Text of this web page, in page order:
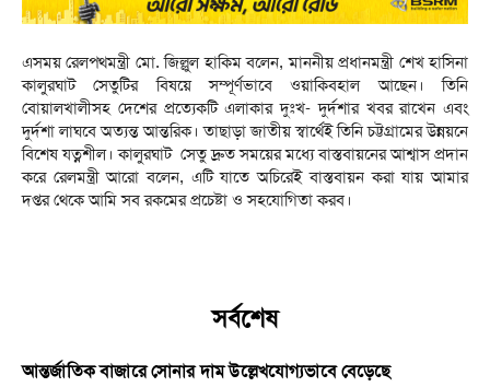
এসময় রেলপথমন্ত্রী মো. জিল্লুল হাকিম বলেন, মাননীয় প্রধানমন্ত্রী শেখ হাসিনা
কালুরঘাট সেতুটির বিষয়ে সম্পূর্ণভাবে ওয়াকিবহাল আছেন। তিনি
বোয়ালখালীসহ দেশের প্রত্যেকটি এলাকার দুঃখ- দুর্দশার খবর রাখেন এবং
দুর্দশা লাঘবে অত্যন্ত আন্তরিক। তাছাড়া জাতীয় স্বার্থেই তিনি চট্টগ্রামের উন্নয়নে
বিশেষ যত্নশীল। কালুরঘাট সেতু দ্রুত সময়ের মধ্যে বাস্তবায়নের আশ্বাস প্রদান
করে রেলমন্ত্রী আরো বলেন, এটি যাতে অচিরেই বাস্তবায়ন করা যায় আমার
দপ্তর থেকে আমি সব রকমের প্রচেষ্টা ও সহযোগিতা করব।
সর্বশেষ
আন্তর্জাতিক বাজারে সোনার দাম উল্লেখযোগ্যভাবে বেড়েছে